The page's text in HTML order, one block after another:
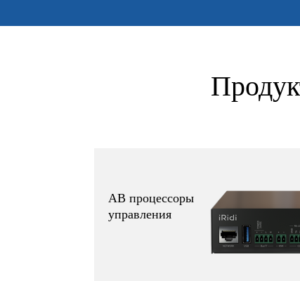
АВ процессоры
управления